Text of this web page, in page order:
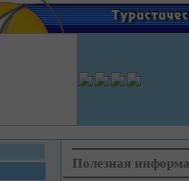
Полезная